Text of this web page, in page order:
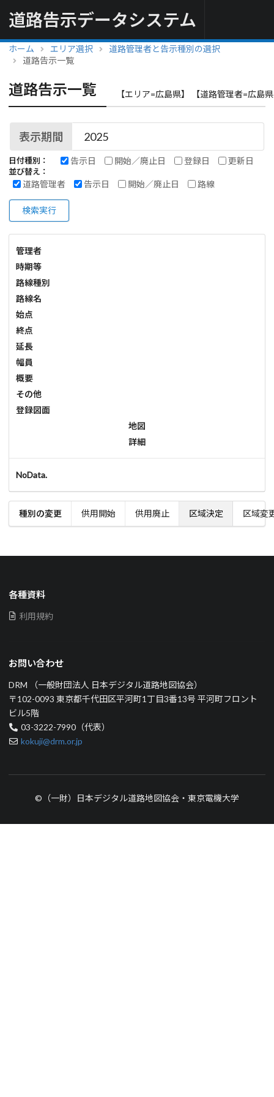
道路告示データシステム
ホーム エリア選択
道路管理者と告示種別の選択
道路告示一覧
道路告示一覧 【エリア=広島県】 【道路管理者=広島
表示期間
日付種別： 告示日 開始／廃止日 登録日 更新日
並び替え：
道路管理者 告示日 開始／廃止日 路線
検索実行
管理者
時期等
路線種別
路線名
始点
終点
延長
幅員
概要
その他
登録図面
地図
詳細
NoData.
種別の変更 供用開始 供用廃止 区域決定 区域変
各種資料
利用規約
お問い合わせ
DRM （一般財団法人 日本デジタル道路地図協会）
〒102-0093 東京都千代田区平河町1丁目3番13号 平河町フロント
ビル5階
03-3222-7990（代表）
kokuji@drm.or.jp
©（一財）日本デジタル道路地図協会・東京電機大学